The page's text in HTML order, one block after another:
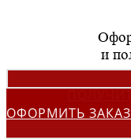
и
ОФОРМИТЬ ЗАКАЗ